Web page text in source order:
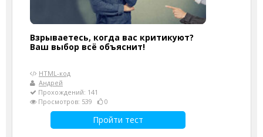
Взрываетесь, когда вас критикуют?
Ваш выбор всё объяснит!
HTML-код
Андрей
Прохождений: 141
Просмотров: 539
0
Пройти тест